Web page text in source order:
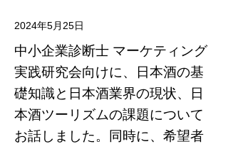
2024年5月25日
中小企業診断士 マーケティング
実践研究会向けに、日本酒の基
礎知識と日本酒業界の現状、日
本酒ツーリズムの課題について
お話しました。同時に、希望者